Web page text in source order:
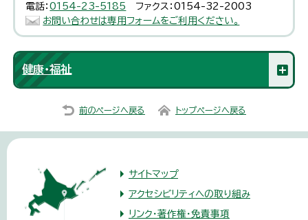
電話：0154-23-5185
ファクス：0154-32-2003
お問い合わせは専用フォームをご利用ください。
健康・福祉
前のページへ戻る トップページへ戻る
サイトマップ
アクセシビリティへの取り組み
リンク・著作権・免責事項